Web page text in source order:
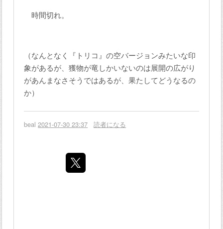
時間切れ。
（なんとなく『トリコ』の空バージョンみたいな印
象があるが、獲物が竜しかいないのは展開の広がり
があんまなさそうではあるが、果たしてどうなるの
か）
beal 2021-07-30 23:37 読者になる